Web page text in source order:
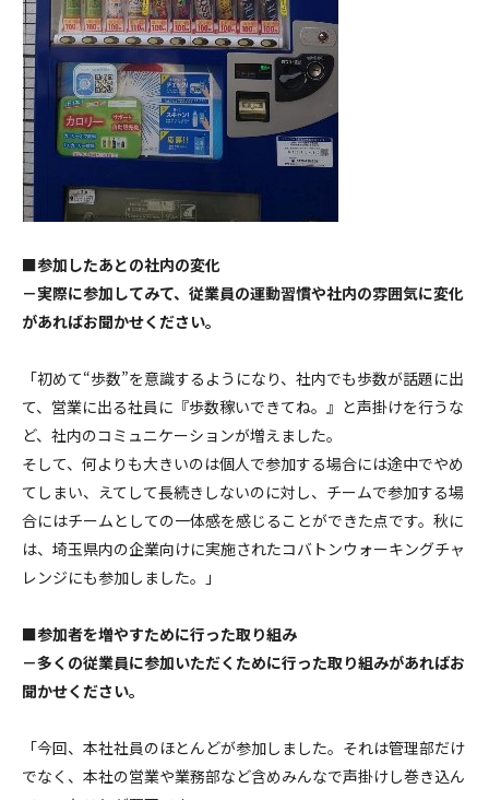
■参加したあとの社内の変化
－実際に参加してみて、従業員の運動習慣や社内の雰囲気に変化
があればお聞かせください。
「初めて“歩数”を意識するようになり、社内でも歩数が話題に出
て、営業に出る社員に『歩数稼いできてね。』と声掛けを行うな
ど、社内のコミュニケーションが増えました。
そして、何よりも大きいのは個人で参加する場合には途中でやめ
てしまい、えてして長続きしないのに対し、チームで参加する場
合にはチームとしての一体感を感じることができた点です。秋に
は、埼玉県内の企業向けに実施されたコバトンウォーキングチャ
レンジにも参加しました。」
■参加者を増やすために行った取り組み
－多くの従業員に参加いただくために行った取り組みがあればお
聞かせください。
「今回、本社社員のほとんどが参加しました。それは管理部だけ
でなく、本社の営業や業務部など含めみんなで声掛けし巻き込ん